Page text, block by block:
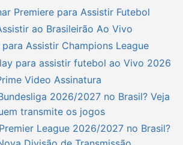
Premiere para Assistir Futebol
ao Brasileirão Ao Vivo
Assistir Champions League
para assistir futebol ao Vivo 2026
Video Assinatura
2026/2027 no Brasil? Veja
transmite os jogos
League 2026/2027 no Brasil?